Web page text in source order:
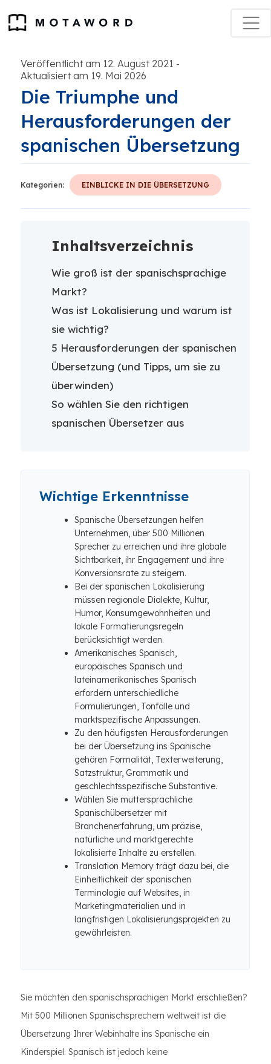
Veröffentlicht am 12. August 2021 -
Aktualisiert am 19. Mai 2026
Die Triumphe und
Herausforderungen der
spanischen Übersetzung
Kategorien: EINBLICKE IN DIE ÜBERSETZUNG
Inhaltsverzeichnis
Wie groß ist der spanischsprachige
Markt?
Was ist Lokalisierung und warum ist
sie wichtig?
5 Herausforderungen der spanischen
Übersetzung (und Tipps, um sie zu
überwinden)
So wählen Sie den richtigen
spanischen Übersetzer aus
Wichtige Erkenntnisse
Spanische Übersetzungen helfen
Unternehmen, über 500 Millionen
Sprecher zu erreichen und ihre globale
Sichtbarkeit, ihr Engagement und ihre
Konversionsrate zu steigern.
Bei der spanischen Lokalisierung
müssen regionale Dialekte, Kultur,
Humor, Konsumgewohnheiten und
lokale Formatierungsregeln
berücksichtigt werden.
Amerikanisches Spanisch,
europäisches Spanisch und
lateinamerikanisches Spanisch
erfordern unterschiedliche
Formulierungen, Tonfälle und
marktspezifische Anpassungen.
Zu den häufigsten Herausforderungen
bei der Übersetzung ins Spanische
gehören Formalität, Texterweiterung,
Satzstruktur, Grammatik und
geschlechtsspezifische Substantive.
Wählen Sie muttersprachliche
Spanischübersetzer mit
Branchenerfahrung, um präzise, ​​
natürliche und marktgerechte
lokalisierte Inhalte zu erstellen.
Translation Memory trägt dazu bei, die
Einheitlichkeit der spanischen
Terminologie auf Websites, in
Marketingmaterialien und in
langfristigen Lokalisierungsprojekten zu
gewährleisten.
Sie möchten den spanischsprachigen Markt erschließen?
Mit 500 Millionen Spanischsprechern weltweit ist die
Übersetzung Ihrer Webinhalte ins Spanische ein
Kinderspiel. Spanisch ist jedoch keine